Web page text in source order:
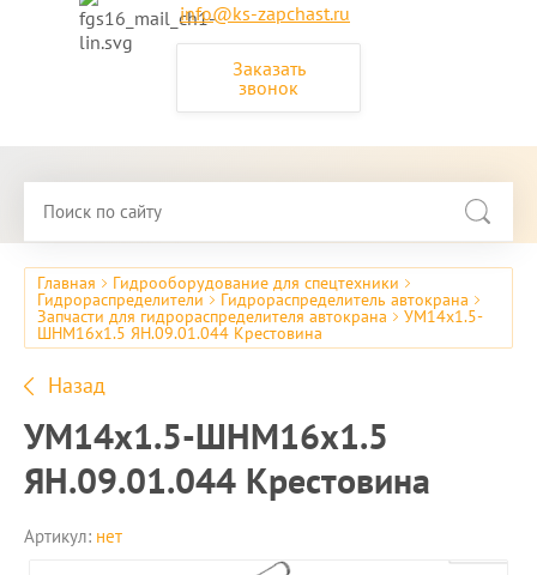
info@ks-zapchast.ru
Заказать
звонок
Главная Гидрооборудование для спецтехники
Гидрораспределители Гидрораспределитель автокрана
Запчасти для гидрораспределителя автокрана УМ14x1.5-
ШНМ16x1.5 ЯН.09.01.044 Крестовина
Назад
УМ14x1.5-ШНМ16x1.5
ЯН.09.01.044 Крестовина
Артикул: нет